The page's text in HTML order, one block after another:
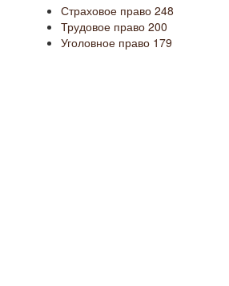
Страховое право 248
Трудовое право 200
Уголовное право 179